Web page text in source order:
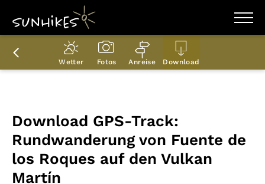
WANDERZIELE
WANDERUNGEN
ENTDECKEN
Wetter Fotos Anreise Download
Download GPS-Track:
Rundwanderung von Fuente de
los Roques auf den Vulkan
Martín